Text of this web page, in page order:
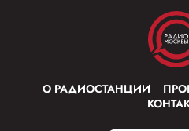
О РАДИОСТАНЦИИ